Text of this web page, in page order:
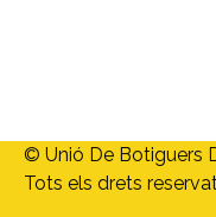
© Unió De Botiguers
Tots els drets